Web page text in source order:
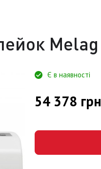
Melag
Є в наявності
54 378 грн